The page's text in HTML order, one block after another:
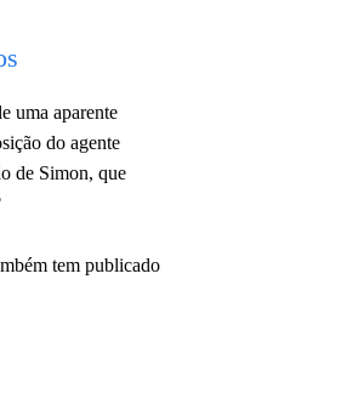
uma aparente
do agente
de Simon, que
tem publicado